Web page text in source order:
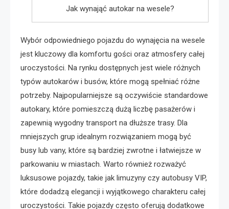
Jak wynająć autokar na wesele?
Wybór odpowiedniego pojazdu do wynajęcia na wesele
jest kluczowy dla komfortu gości oraz atmosfery całej
uroczystości. Na rynku dostępnych jest wiele różnych
typów autokarów i busów, które mogą spełniać różne
potrzeby. Najpopularniejsze są oczywiście standardowe
autokary, które pomieszczą dużą liczbę pasażerów i
zapewnią wygodny transport na dłuższe trasy. Dla
mniejszych grup idealnym rozwiązaniem mogą być
busy lub vany, które są bardziej zwrotne i łatwiejsze w
parkowaniu w miastach. Warto również rozważyć
luksusowe pojazdy, takie jak limuzyny czy autobusy VIP,
które dodadzą elegancji i wyjątkowego charakteru całej
uroczystości. Takie pojazdy często oferują dodatkowe